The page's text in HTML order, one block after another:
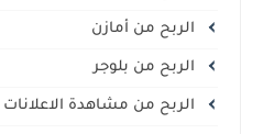
الربح من أمازن
الربح من بلوجر
الربح من مشاهدة الاعلانات